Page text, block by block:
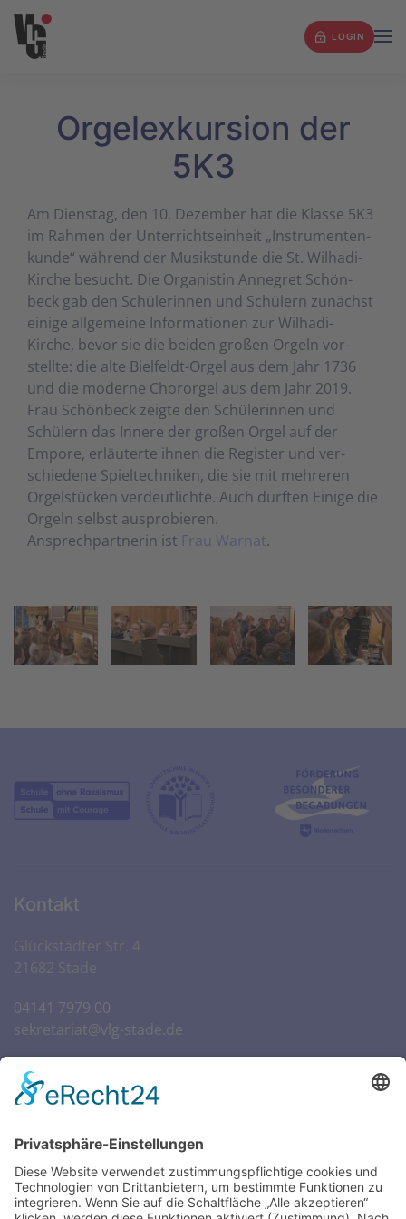
Zum Hauptinhalt springen
LOGIN
Orgel­exkursion der
5K3
Am Dienstag, den 10. Dezember hat die Klasse 5K3
im Rahmen der Unterrichts­einheit „Instrumenten­
kunde“ während der Musik­stunde die St. Wil­hadi-
Kirche besucht. Die Orga­nistin Anne­gret Schön­
beck gab den Schüler­innen und Schülern zunächst
einige all­gemeine Infor­mationen zur Wil­hadi-
Kirche, bevor sie die beiden großen Orgeln vor­
stellte: die alte Biel­feldt-Orgel aus dem Jahr 1736
und die moderne Chor­orgel aus dem Jahr 2019.
Frau Schön­beck zeigte den Schüler­innen und
Schülern das Innere der großen Orgel auf der
Empore, erläu­terte ihnen die Re­gister und ver­
schiedene Spiel­techniken, die sie mit mehreren
Orgel­stücken ver­deut­lichte. Auch durften Einige die
Orgeln selbst aus­probieren.
Ansprechpartnerin ist Frau Warnat.
Kontakt
04141 7979 00
sekretariat@vlg-stade.de
Öffnungszeiten Sekretariat
SCHULWOCHEN:
Mo. – Do.
07:30 – 16:00 Uhr